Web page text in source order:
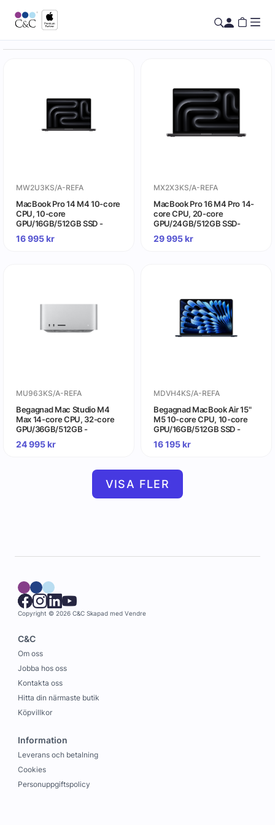
MW2U3KS/A-REFA
MacBook Pro 14 M4 10-core
CPU, 10-core
GPU/16GB/512GB SSD -
Rymdsvart (begagnad) -
Gradering A
16 995kr
MX2X3KS/A-REFA
MacBook Pro 16 M4 Pro 14-
core CPU, 20-core
GPU/24GB/512GB SSD-
Rymdsvart (begagnad) -
Gradering A
29 995kr
MU963KS/A-REFA
Begagnad Mac Studio M4
Max 14-core CPU, 32-core
GPU/36GB/512GB -
Gradering A
24 995kr
MDVH4KS/A-REFA
Begagnad MacBook Air 15"
M5 10-core CPU, 10-core
GPU/16GB/512GB SSD -
Midnatt - Gradering A
16 195kr
VISA FLER
Copyright © 2026 C&C Skapad med Vendre
C&C
Om oss
Jobba hos oss
Kontakta oss
Hitta din närmaste butik
Köpvillkor
Information
Leverans och betalning
Cookies
Personuppgiftspolicy